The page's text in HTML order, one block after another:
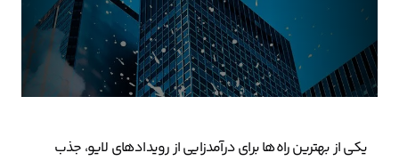
یکی از بهترین راه‌ها برای درآمدزایی از رویدادهای لایو، جذب